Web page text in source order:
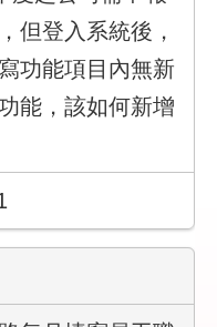
但登入系統後，
功能項目內無新
能，該如何新增